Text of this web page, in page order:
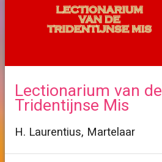
Lectionarium van de
Tridentijnse Mis
H. Laurentius, Martelaar